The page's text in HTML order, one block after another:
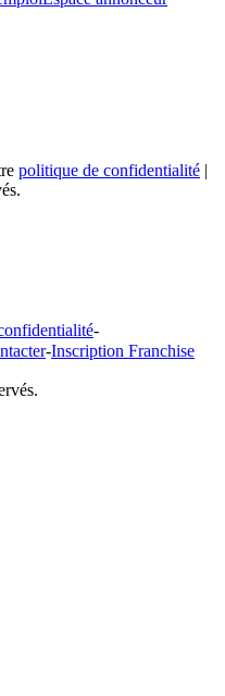
politique de confidentialité |
-
-Inscription Franchise